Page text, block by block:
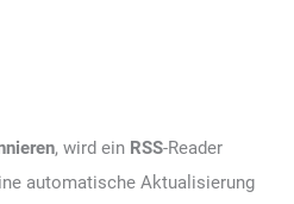
, wird ein RSS-Reader
automatische Aktualisierung